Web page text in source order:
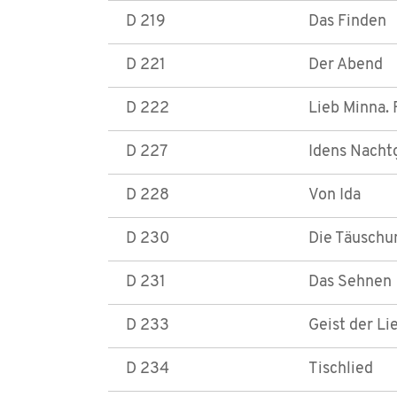
D 219 Das Finden
D 221 Der Abend
D 222 Lieb Minna.
D 227 Idens
D 228 Von Ida
D 230 Die
D 231 Das Sehnen
D 233 Geist der
D 234 Tischlied